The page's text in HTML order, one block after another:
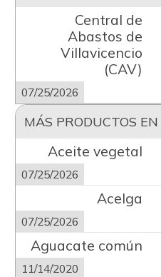
Central de
Abastos de
Villavicencio
(CAV)
07/25/2026
MÁS PRODUCTOS EN
Aceite vegetal
07/25/2026
Acelga
07/25/2026
Aguacate común
11/14/2020